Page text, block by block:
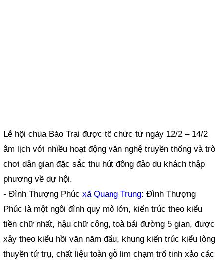
Lễ hội chùa Bảo Trai được tổ chức từ ngày 12/2 – 14/2
âm lịch với nhiều hoạt động văn nghệ truyền thống và trò
chơi dân gian đặc sắc thu hút đông đảo du khách thập
phương về dự hội.
- Đình Thượng Phúcxã Quang Trung: Đình Thượng
Phúc là một ngôi đình quy mô lớn, kiến trúc theo kiểu
tiền chữ nhất, hậu chữ công, toà bái đường 5 gian, được
xây theo kiểu hồi văn năm đấu, khung kiến trúc kiểu lòng
thuyền tứ trụ, chất liệu toàn gỗ lim chạm trổ tinh xảo các